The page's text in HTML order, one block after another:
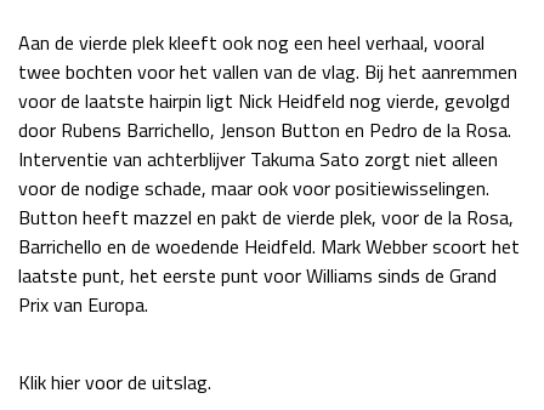
Aan de vierde plek kleeft ook nog een heel verhaal, vooral
twee bochten voor het vallen van de vlag. Bij het aanremmen
voor de laatste hairpin ligt Nick Heidfeld nog vierde, gevolgd
door Rubens Barrichello, Jenson Button en Pedro de la Rosa.
Interventie van achterblijver Takuma Sato zorgt niet alleen
voor de nodige schade, maar ook voor positiewisselingen.
Button heeft mazzel en pakt de vierde plek, voor de la Rosa,
Barrichello en de woedende Heidfeld. Mark Webber scoort het
laatste punt, het eerste punt voor Williams sinds de Grand
Prix van Europa.
Klik hier voor de uitslag.